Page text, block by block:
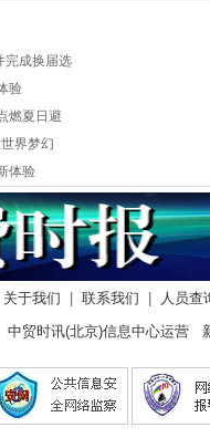
完成换届选
验
燃夏日避
界梦幻
体验
关于我们 | 联系我们 |
人员查
中贸时讯(北京)信息中心运营